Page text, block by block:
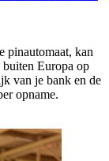
pinautomaat, kan
Europa op
van je bank en de
opname.